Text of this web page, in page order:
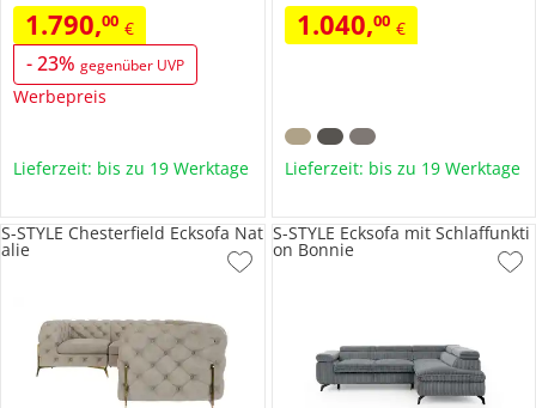
1.790,00 €
-23% gegenüber UVP
Werbepreis
Lieferzeit: bis zu 19 Werktage
1.040,00 €
Lieferzeit: bis zu 19 Werktage
S-STYLE Chesterfield Ecksofa Nat
alie
S-STYLE Ecksofa mit Schlaffunkti
on Bonnie